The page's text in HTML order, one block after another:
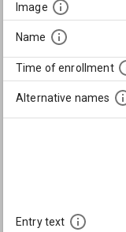
Image
Name
Time of enrollment
Alternative names
Entry text